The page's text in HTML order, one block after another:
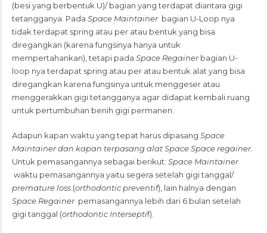
(besi yang berbentuk U)/ bagian yang terdapat diantara gigi
tetangganya. Pada Space Maintainer bagian U-Loop nya
tidak terdapat spring atau per atau bentuk yang bisa
diregangkan (karena fungsinya hanya untuk
mempertahankan), tetapi pada Space Regainerbagian U-
loop nya terdapat spring atau per atau bentuk alat yang bisa
diregangkan karena fungsinya untuk menggeser atau
menggerakkan gigi tetangganya agar didapat kembali ruang
untuk pertumbuhan benih gigi permanen.
Adapun kapan waktu yang tepat harus dipasang Space
Maintainer dan kapan terpasang alat Space Space regainer.
Untuk pemasangannya sebagai berikut: Space Maintainer
waktu pemasangannya yaitu segera setelah gigi tanggal/
premature loss (orthodontic preventif), lain halnya dengan
Space Regainerpemasangannya lebih dari 6 bulan setelah
gigi tanggal (orthodontic Interseptif).